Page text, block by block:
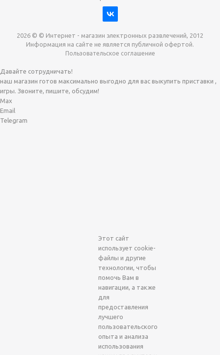
2026 © © Интернет - магазин электронных развлечений, 2012
Информация на сайте не является публичной офертой.
Пользовательское соглашение
Давайте сотрудничать!
наш магазин готов максимально выгодно для вас выкупить приставки ,
игры. Звоните, пишите, обсудим!
Max
Email
Telegram
Этот сайт
использует cookie-
файлы и другие
технологии, чтобы
помочь Вам в
навигации, а также
для
предоставления
лучшего
пользовательского
опыта и анализа
использования